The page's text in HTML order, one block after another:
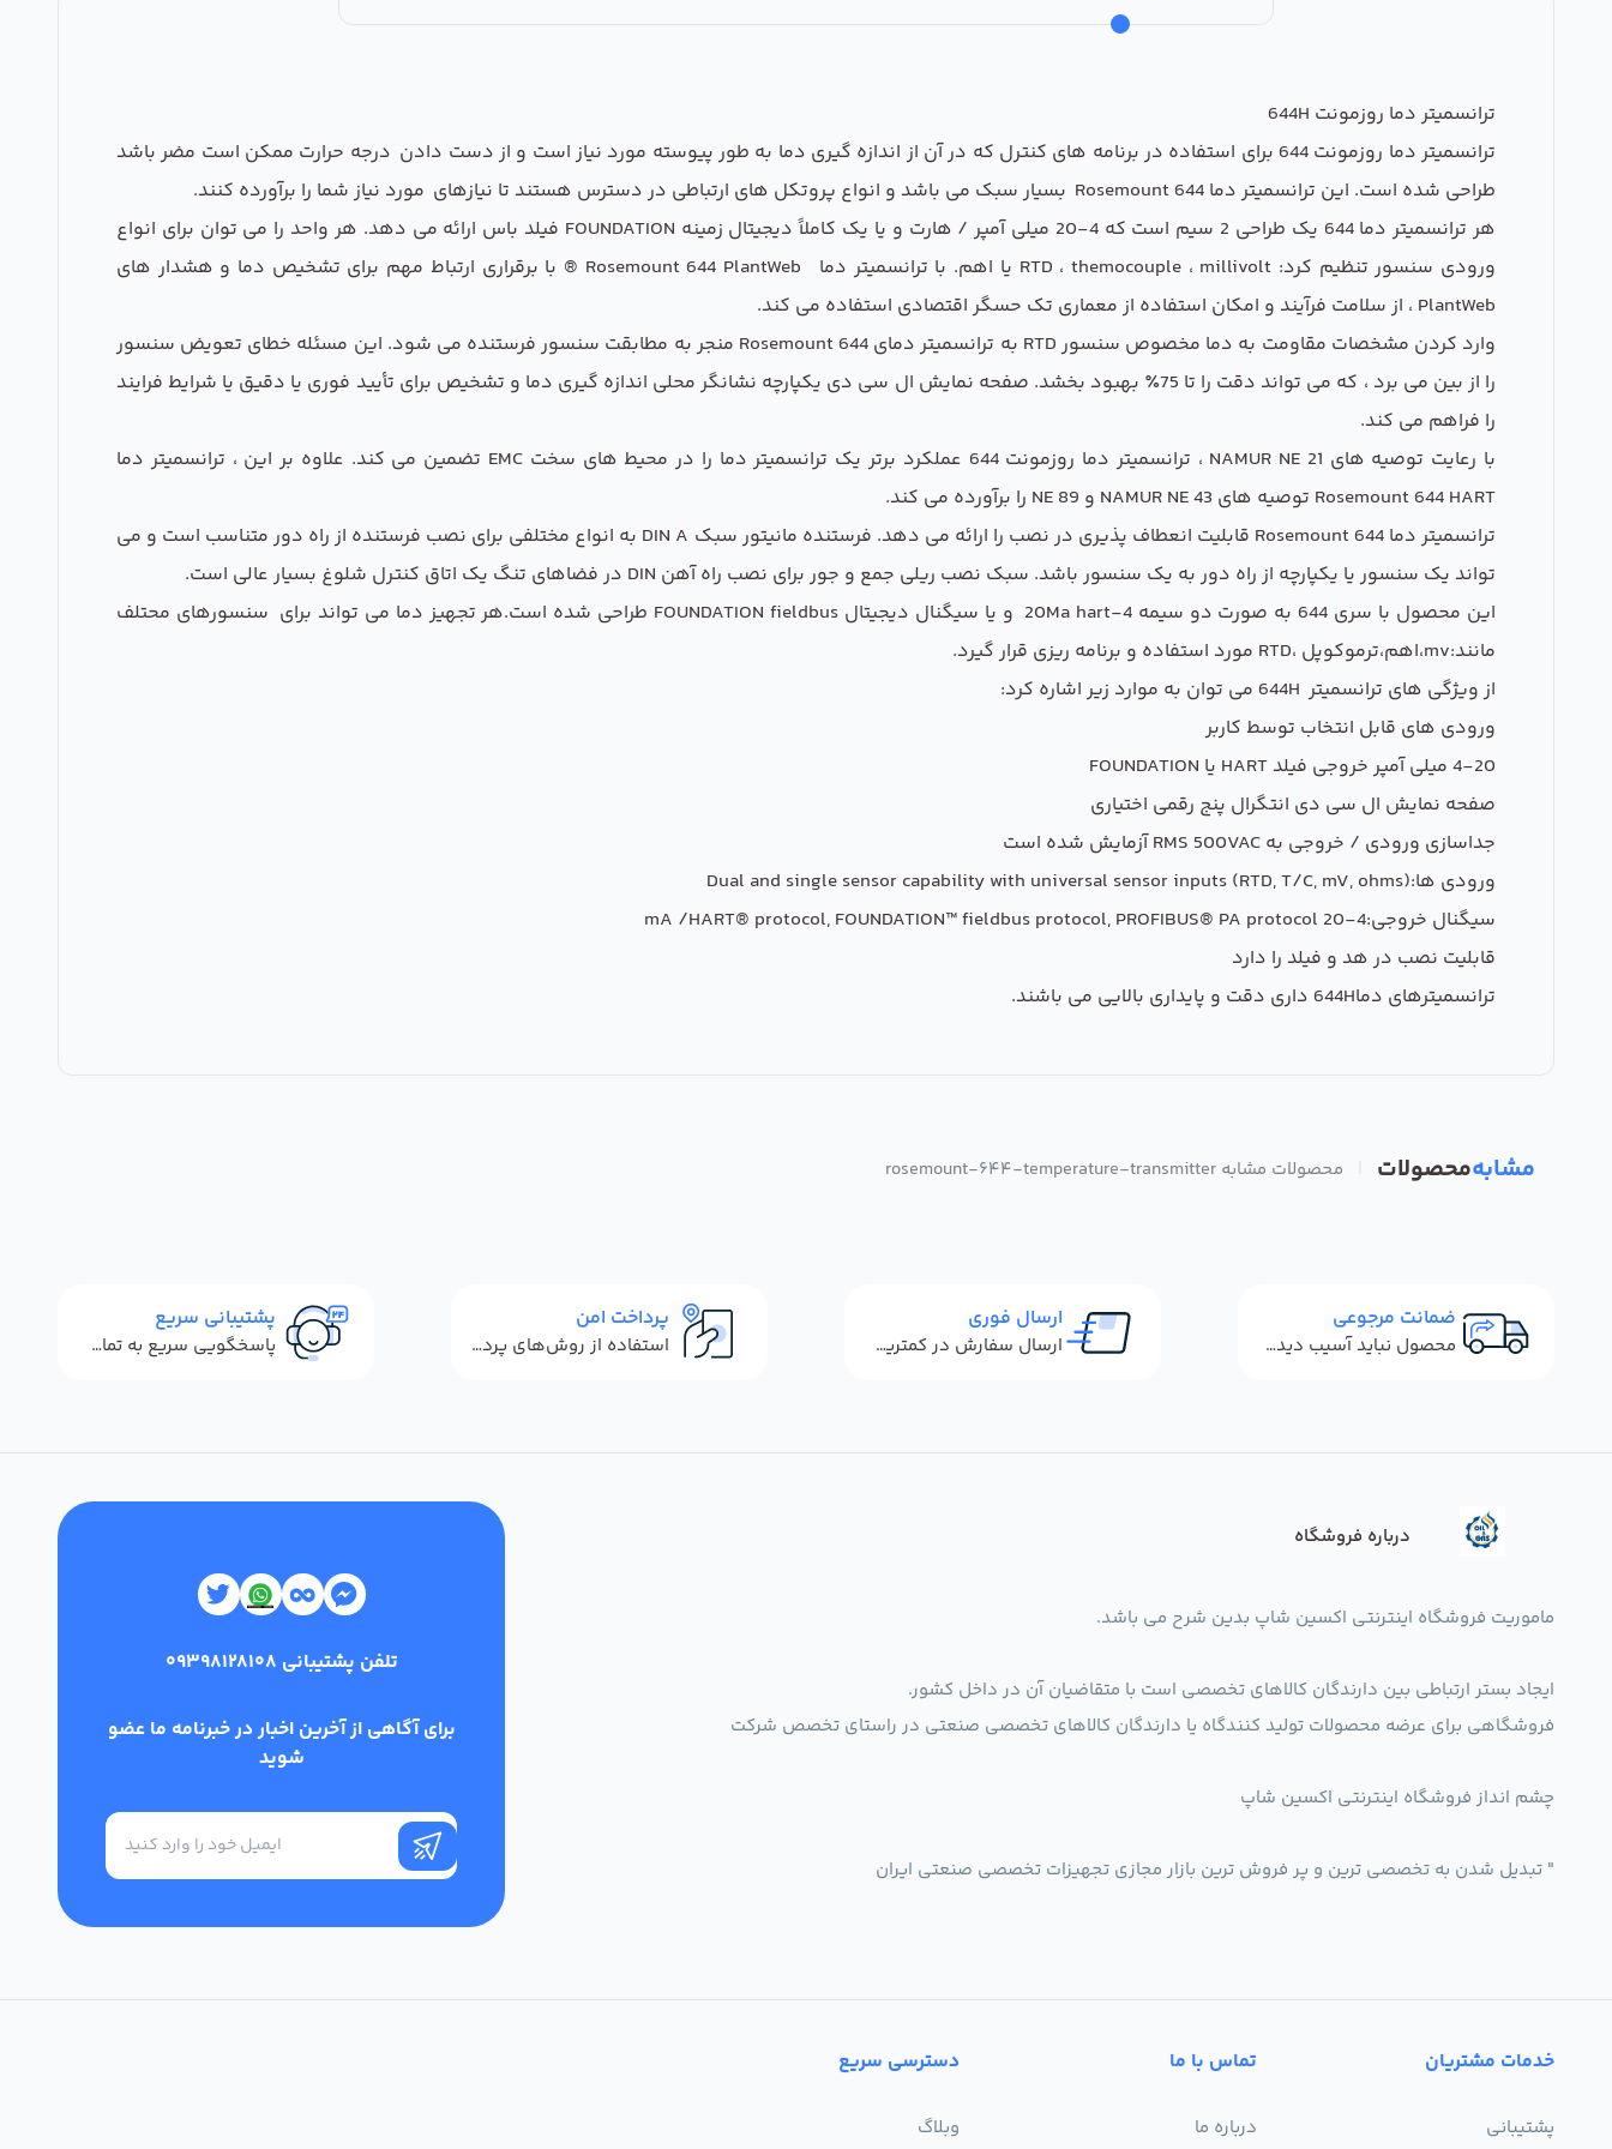
ترانسمیتر دما روزمونت 644H
ترانسمیتر دما روزمونت 644 برای استفاده در برنامه های کنترل که در آن از اندازه گیری دما به طور پیوسته مورد نیاز است و از دست دادن درجه حرارت ممکن است مضر باشد
طراحی شده است. این ترانسمیتر دما Rosemount 644 بسیار سبک می باشد و انواع پروتکل های ارتباطی در دسترس هستند تا نیازهای مورد نیاز شما را برآورده کنند.
هر ترانسمیتر دما 644 یک طراحی 2 سیم است که 4-20 میلی آمپر / هارت و یا یک کاملاً دیجیتال زمینه FOUNDATION فیلد باس ارائه می دهد. هر واحد را می توان برای انواع
ورودی سنسور تنظیم کرد: RTD ، themocouple ، millivolt یا اهم. با ترانسمیتر دما Rosemount 644 PlantWeb ® با برقراری ارتباط مهم برای تشخیص دما و هشدار های
PlantWeb ، از سلامت فرآیند و امکان استفاده از معماری تک حسگر اقتصادی استفاده می کند.
وارد کردن مشخصات مقاومت به دما مخصوص سنسور RTD به ترانسمیتر دمای Rosemount 644 منجر به مطابقت سنسور فرستنده می شود. این مسئله خطای تعویض سنسور
را از بین می برد ، که می تواند دقت را تا 75٪ بهبود بخشد. صفحه نمایش ال سی دی یکپارچه نشانگر محلی اندازه گیری دما و تشخیص برای تأیید فوری یا دقیق یا شرایط فرایند
را فراهم می کند.
با رعایت توصیه های NAMUR NE 21 ، ترانسمیتر دما روزمونت 644 عملکرد برتر یک ترانسمیتر دما را در محیط های سخت EMC تضمین می کند. علاوه بر این ، ترانسمیتر دما
Rosemount 644 HART توصیه های NAMUR NE 43 و NE 89 را برآورده می کند.
ترانسمیتر دما Rosemount 644 قابلیت انعطاف پذیری در نصب را ارائه می دهد. فرستنده مانیتور سبک DIN A به انواع مختلفی برای نصب فرستنده از راه دور متناسب است و می
تواند یک سنسور یا یکپارچه از راه دور به یک سنسور باشد. سبک نصب ریلی جمع و جور برای نصب راه آهن DIN در فضاهای تنگ یک اتاق کنترل شلوغ بسیار عالی است.
این محصول با سری 644 به صورت دو سیمه 4-20Ma hart و یا سیگنال دیجیتال FOUNDATION fieldbus طراحی شده است.هر تجهیز دما می تواند برای سنسورهای محتلف
مانند:mv،اهم،ترموکوپل ،RTD مورد استفاده و برنامه ریزی قرار گیرد.
از ویژگی های ترانسمیتر 644H می توان به موارد زیر اشاره کرد:
ورودی های قابل انتخاب توسط کاربر
4-20 میلی آمپر خروجی فیلد HART یا FOUNDATION
صفحه نمایش ال سی دی انتگرال پنج رقمی اختیاری
جداسازی ورودی / خروجی به RMS 500VAC آزمایش شده است
ورودی ها:Dual and single sensor capability with universal sensor inputs (RTD, T/C, mV, ohms)
سیگنال خروجی:4-20 mA /HART® protocol, FOUNDATION™ fieldbus protocol, PROFIBUS® PA protocol
قابلیت نصب در هد و فیلد را دارد
ترانسمیترهای دما644H داری دقت و پایداری بالایی می باشند.
مشابهمحصولات محصولات مشابه rosemount-644-temperature-transmitter
ضمانت مرجوعی
محصول نباید آسیب دیده باشد
ارسال فوری
ارسال سفارش در کمترین زمان ممکن
پرداخت امن
استفاده از روش‌های پرداخت امن
پشتیبانی سریع
پاسخگویی سریع به تماس‌ها و پیام‌ها
درباره فروشگاه
ماموریت فروشگاه اینترنتی اکسین شاپ بدین شرح می باشد.
ایجاد بستر ارتباطی بین دارندگان کالاهای تخصصی است با متقاضیان آن در داخل کشور.
فروشگاهی برای عرضه محصولات تولید کنندگاه یا دارندگان کالاهای تخصصی صنعتی در راستای تخصص شرکت
چشم انداز فروشگاه اینترنتی اکسین شاپ
" تبدیل شدن به تخصصی ترین و پر فروش ترین بازار مجازی تجهیزات تخصصی صنعتی ایران
تلفن پشتیبانی 09398128108
برای آگاهی از آخرین اخبار در خبرنامه ما عضو
شوید
خدمات مشتریان
پشتیبانی
تماس با ما
درباره ما
دسترسی سریع
وبلاگ